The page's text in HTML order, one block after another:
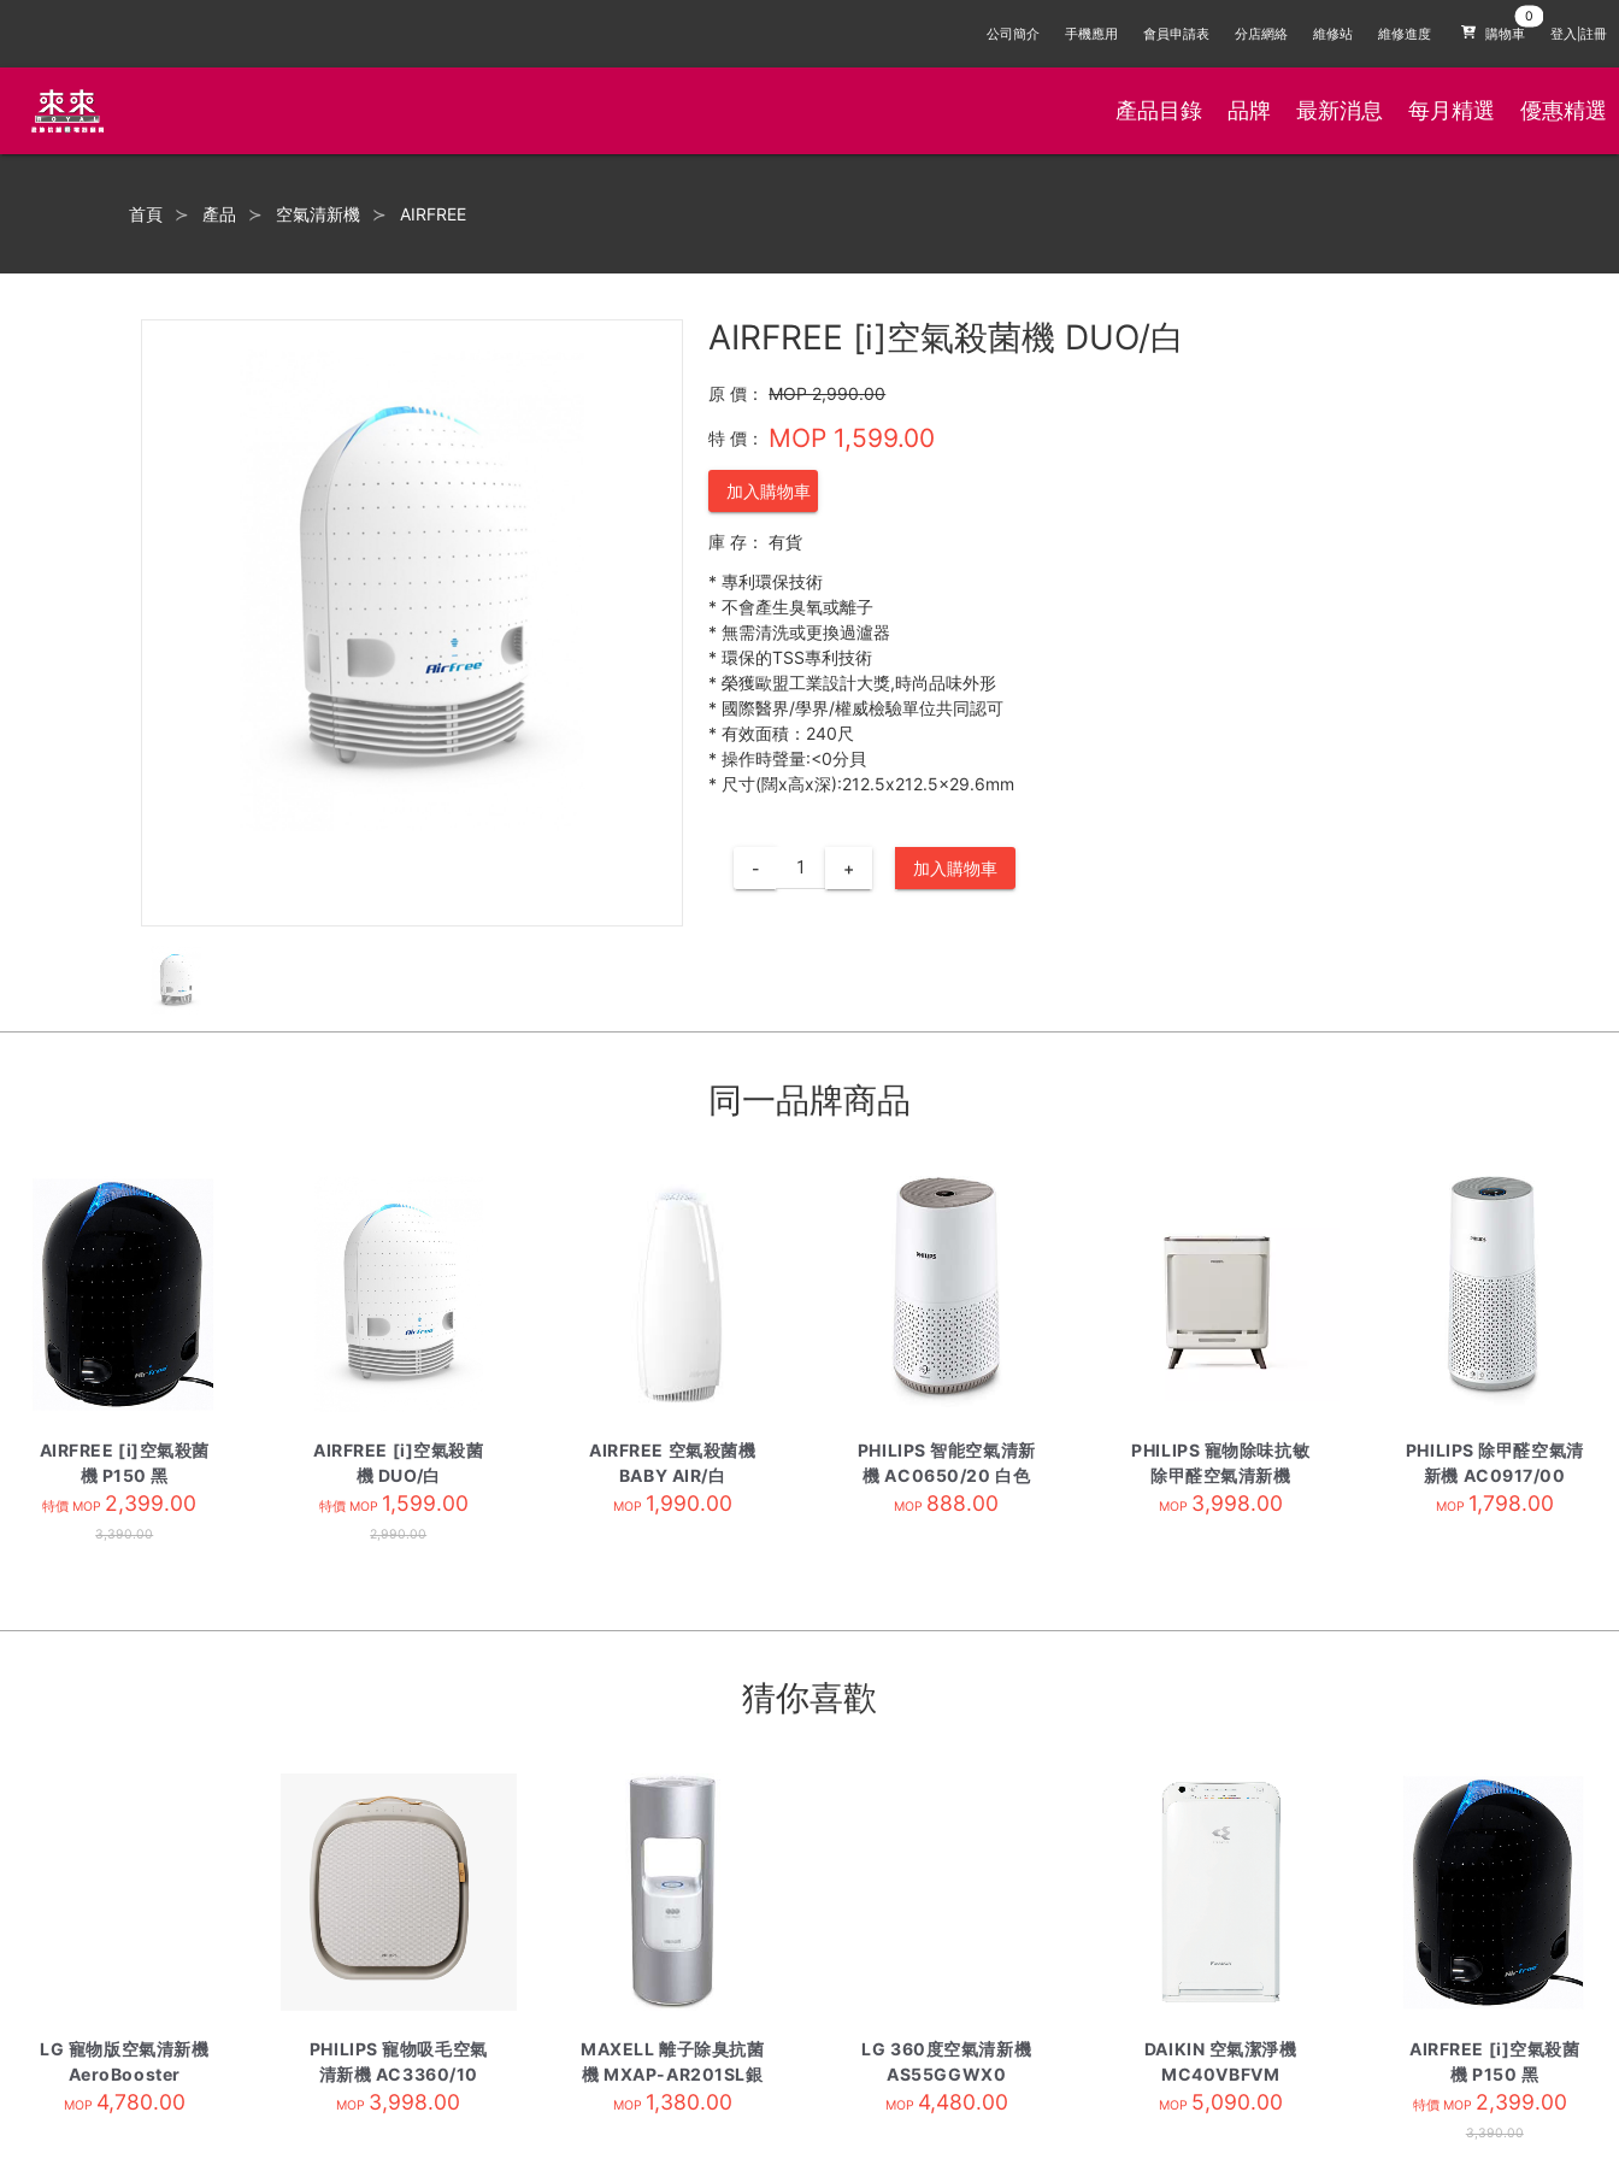
公司簡介 手機應用 會員申請表 分店網絡 維修站 維修進度 購物車 登入|註冊
產品目錄 品牌 最新消息 每月精選 優惠精選
首頁 產品 空氣清新機 AIRFREE
AIRFREE [i]空氣殺菌機 DUO/白
原 價： MOP 2,990.00
特 價： MOP 1,599.00
加入購物車
庫 存：
有貨
* 專利環保技術
* 不會產生臭氧或離子
* 無需清洗或更換過瀘器
* 環保的TSS專利技術
* 榮獲歐盟工業設計大獎,時尚品味外形
* 國際醫界/學界/權威檢驗單位共同認可
* 有效面積：240尺
* 操作時聲量:<0分貝
* 尺寸(闊x高x深):212.5x212.5x29.6mm
- + 加入購物車
同一品牌商品
AIRFREE [i]空氣殺菌
機 P150 黑
特價 MOP 2,399.00
3,390.00
AIRFREE [i]空氣殺菌
機 DUO/白
特價 MOP 1,599.00
2,990.00
AIRFREE 空氣殺菌機
BABY AIR/白
MOP 1,990.00
PHILIPS 智能空氣清新
機 AC0650/20 白色
MOP 888.00
PHILIPS 寵物除味抗敏
除甲醛空氣清新機
AC3681/10
MOP 3,998.00
PHILIPS 除甲醛空氣清
新機 AC0917/00
MOP 1,798.00
猜你喜歡
LG 寵物版空氣清新機
AeroBooster
MOP 4,780.00
PHILIPS 寵物吸毛空氣
清新機 AC3360/10
MOP 3,998.00
MAXELL 離子除臭抗菌
機 MXAP-AR201SL銀
MOP 1,380.00
LG 360度空氣清新機
AS55GGWX0
MOP 4,480.00
DAIKIN 空氣潔淨機
MC40VBFVM
MOP 5,090.00
AIRFREE [i]空氣殺菌
機 P150 黑
特價 MOP 2,399.00
3,390.00